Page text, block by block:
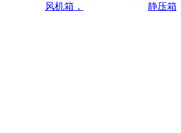
风机箱，
静压箱